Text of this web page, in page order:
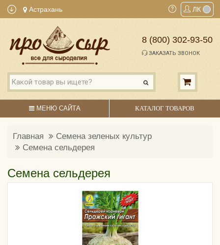
Астрахань ЛК
8 (800) 302-93-50
ЗАКАЗАТЬ ЗВОНОК
МЕНЮ САЙТА КАТАЛОГ ТОВАРОВ
Главная
Семена зеленых культур
Семена сельдерея
Семена сельдерея